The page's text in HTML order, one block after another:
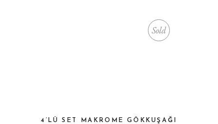
Sold
4’LÜ SET MAKROME GÖKKUŞAĞI